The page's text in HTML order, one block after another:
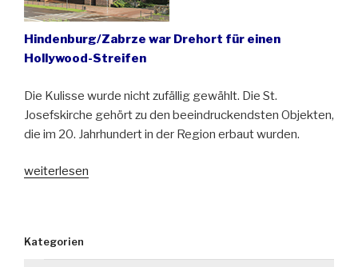
Hindenburg/Zabrze war Drehort für einen
Hollywood-Streifen
Die Kulisse wurde nicht zufällig gewählt. Die St.
Josefskirche gehört zu den beeindruckendsten Objekten,
die im 20. Jahrhundert in der Region erbaut wurden.
„„Highlander“
weiterlesen
Kategorien